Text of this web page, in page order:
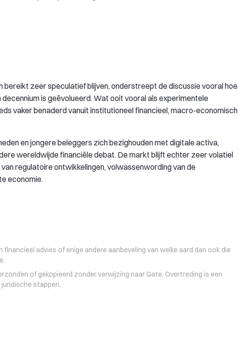
bereikt zeer speculatief blijven, onderstreept de discussie vooral hoe
is geëvolueerd. Wat ooit vooral als experimentele
vaker benaderd vanuit institutioneel financieel, macro-economisch
en jongere beleggers zich bezighouden met digitale activa,
wereldwijde financiële debat. De markt blijft echter zeer volatiel
regulatoire ontwikkelingen, volwassenwording van de
economie.
advies of enige andere aanbeveling van welke aard dan ook die
of gekopieerd zonder verwijzing naar Gate. Overtreding is een
stappen.